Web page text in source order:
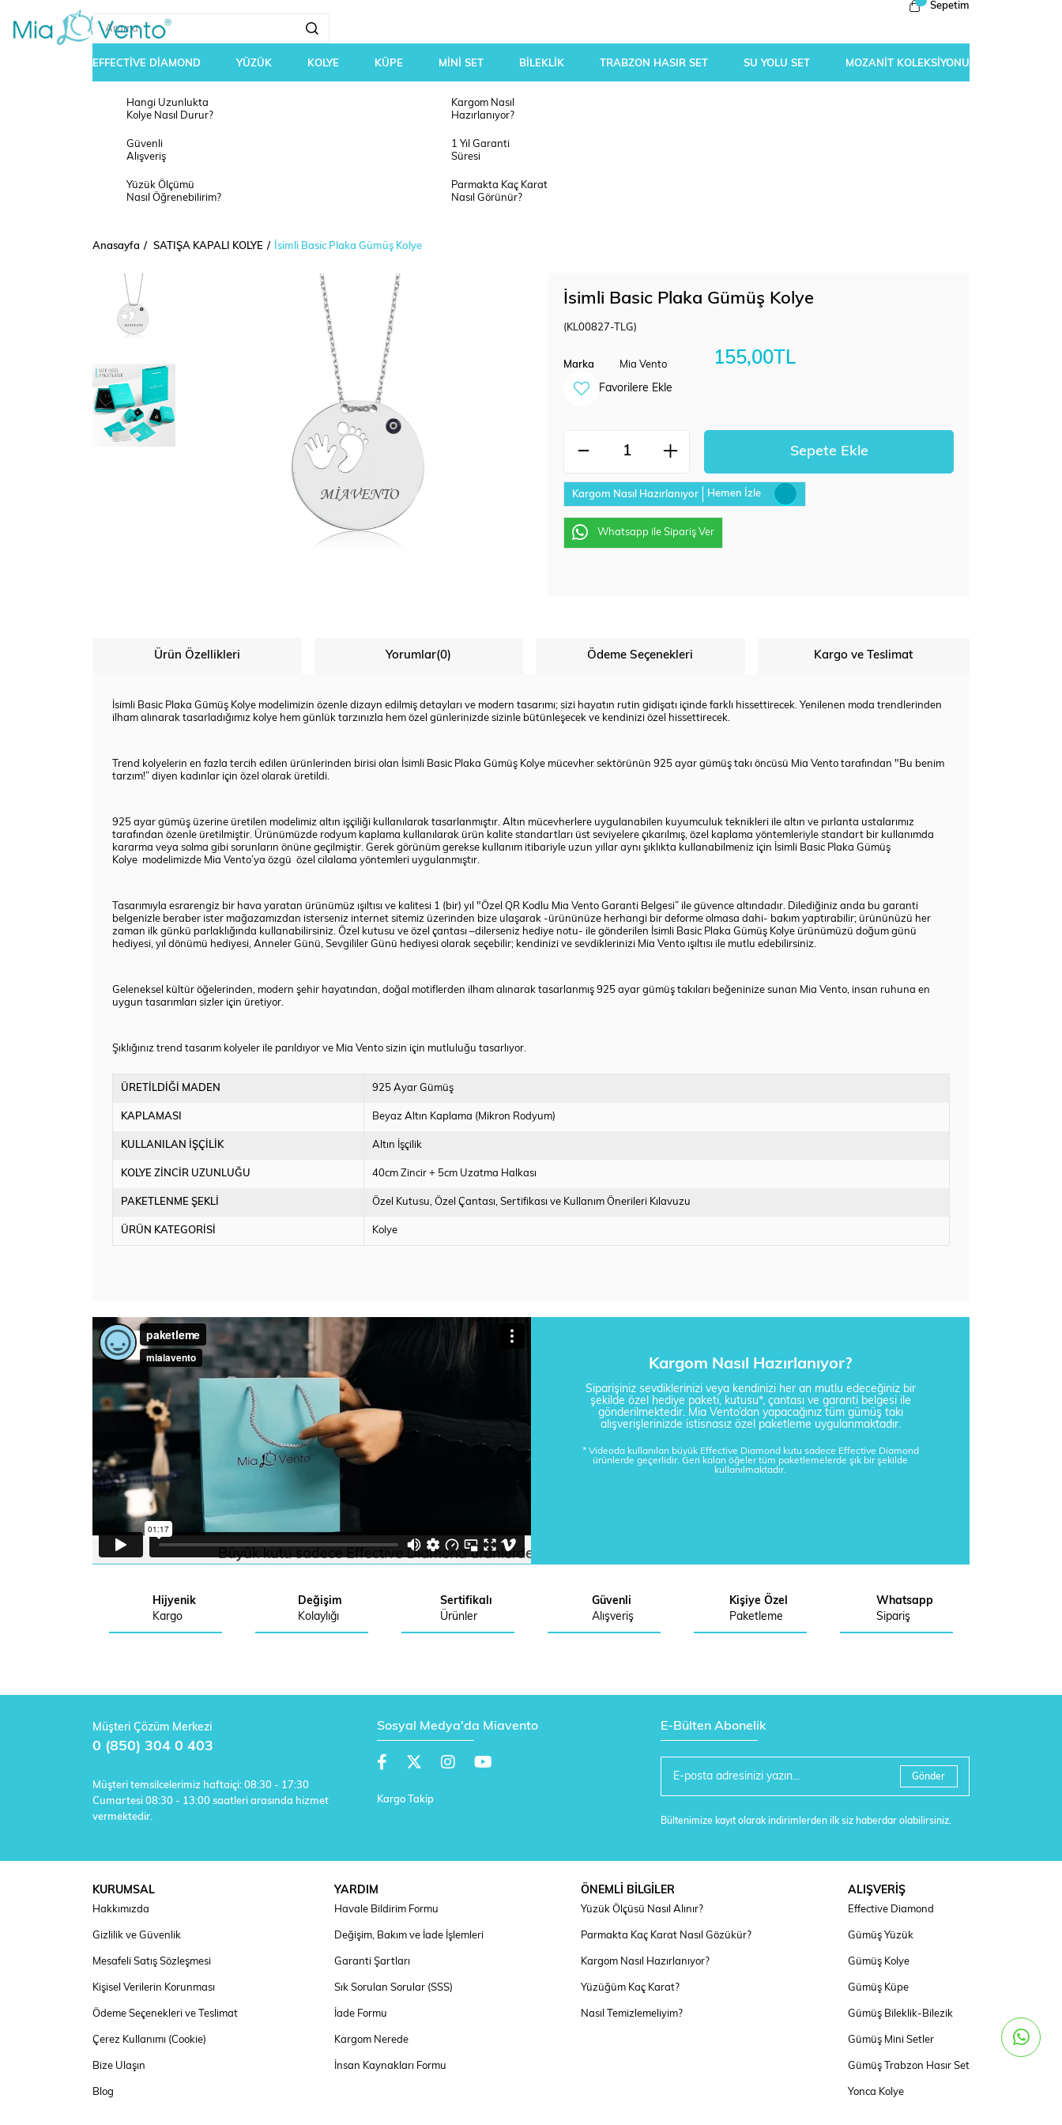
Sepetim
EFFECTİVE DİAMOND YÜZÜK KOLYE KÜPE MİNİ SET BİLEKLİK TRABZON HASIR SET SU YOLU SET MOZANİT KOLEKSİYONU
Hangi Uzunlukta
Kolye Nasıl Durur?
Kargom Nasıl
Hazırlanıyor?
Güvenli
Alışveriş
1 Yıl Garanti
Süresi
Yüzük Ölçümü
Nasıl Öğrenebilirim?
Parmakta Kaç Karat
Nasıl Görünür?
Anasayfa SATIŞA KAPALI KOLYE İsimli Basic Plaka Gümüş Kolye
İsimli Basic Plaka Gümüş Kolye
(KL00827-TLG)
Marka Mia Vento 155,00TL
Favorilere Ekle
Kargom Nasıl Hazırlanıyor Hemen İzle
Whatsapp ile Sipariş Ver
Ürün Özellikleri Yorumlar(0) Ödeme Seçenekleri Kargo ve Teslimat
İsimli Basic Plaka Gümüş Kolye modelimizin özenle dizayn edilmiş detayları ve modern tasarımı; sizi hayatın rutin gidişatı içinde farklı hissettirecek. Yenilenen moda trendlerinden
ilham alınarak tasarladığımız kolye hem günlük tarzınızla hem özel günlerinizde sizinle bütünleşecek ve kendinizi özel hissettirecek.
Trend kolyelerin en fazla tercih edilen ürünlerinden birisi olan İsimli Basic Plaka Gümüş Kolye mücevher sektörünün 925 ayar gümüş takı öncüsü Mia Vento tarafından "Bu benim
tarzım!” diyen kadınlar için özel olarak üretildi.
925 ayar gümüş üzerine üretilen modelimiz altın işçiliği kullanılarak tasarlanmıştır. Altın mücevherlere uygulanabilen kuyumculuk teknikleri ile altın ve pırlanta ustalarımız
tarafından özenle üretilmiştir. Ürünümüzde rodyum kaplama kullanılarak ürün kalite standartları üst seviyelere çıkarılmış, özel kaplama yöntemleriyle standart bir kullanımda
kararma veya solma gibi sorunların önüne geçilmiştir. Gerek görünüm gerekse kullanım itibariyle uzun yıllar aynı şıklıkta kullanabilmeniz için İsimli Basic Plaka Gümüş
Kolye modelimizde Mia Vento’ya özgü özel cilalama yöntemleri uygulanmıştır.
Tasarımıyla esrarengiz bir hava yaratan ürünümüz ışıltısı ve kalitesi 1 (bir) yıl "Özel QR Kodlu Mia Vento Garanti Belgesi” ile güvence altındadır. Dilediğiniz anda bu garanti
belgenizle beraber ister mağazamızdan isterseniz internet sitemiz üzerinden bize ulaşarak -ürününüze herhangi bir deforme olmasa dahi- bakım yaptırabilir; ürününüzü her
zaman ilk günkü parlaklığında kullanabilirsiniz. Özel kutusu ve özel çantası –dilerseniz hediye notu- ile gönderilen İsimli Basic Plaka Gümüş Kolye ürünümüzü doğum günü
hediyesi, yıl dönümü hediyesi, Anneler Günü, Sevgililer Günü hediyesi olarak seçebilir; kendinizi ve sevdiklerinizi Mia Vento ışıltısı ile mutlu edebilirsiniz.
Geleneksel kültür öğelerinden, modern şehir hayatından, doğal motiflerden ilham alınarak tasarlanmış 925 ayar gümüş takıları beğeninize sunan Mia Vento, insan ruhuna en
uygun tasarımları sizler için üretiyor.
Şıklığınız trend tasarım kolyeler ile parıldıyor ve Mia Vento sizin için mutluluğu tasarlıyor.
ÜRETİLDİĞİ MADEN 925 Ayar Gümüş
KAPLAMASI Beyaz Altın Kaplama (Mikron Rodyum)
KULLANILAN İŞÇİLİK Altın İşçilik
KOLYE ZİNCİR UZUNLUĞU 40cm Zincir + 5cm Uzatma Halkası
PAKETLENME ŞEKLİ Özel Kutusu Özel Çantası Sertifikası ve Kullanım Önerileri Kılavuzu
ÜRÜN KATEGORİSİ Kolye
Kargom Nasıl Hazırlanıyor?
Siparişiniz sevdiklerinizi veya kendinizi her an mutlu edeceğiniz bir
şekilde özel hediye paketi, kutusu*, çantası ve garanti belgesi ile
gönderilmektedir. Mia Vento’dan yapacağınız tüm gümüş takı
alışverişlerinizde istisnasız özel paketleme uygulanmaktadır.
* Videoda kullanılan büyük Effective Diamond kutu sadece Effective Diamond
ürünlerde geçerlidir. Geri kalan öğeler tüm paketlemelerde şık bir şekilde
kullanılmaktadır.
Hijyenik
Kargo
Değişim
Kolaylığı
Sertifikalı
Ürünler
Güvenli
Alışveriş
Kişiye Özel
Paketleme
Whatsapp
Sipariş
Müşteri Çözüm Merkezi
0 (850) 304 0 403
Müşteri temsilcelerimiz haftaiçi: 08:30 - 17:30
Cumartesi 08:30 - 13:00 saatleri arasında hizmet
vermektedir.
Sosyal Medya'da Miavento
Kargo Takip
E-Bülten Abonelik
Gönder
Bültenimize kayıt olarak indirimlerden ilk siz haberdar olabilirsiniz.
KURUMSAL
Hakkımızda
Gizlilik ve Güvenlik
Mesafeli Satış Sözleşmesi
Kişisel Verilerin Korunması
Ödeme Seçenekleri ve Teslimat
Çerez Kullanımı (Cookie)
Bize Ulaşın
Blog
YARDIM
Havale Bildirim Formu
Değişim, Bakım ve İade İşlemleri
Garanti Şartları
Sık Sorulan Sorular (SSS)
İade Formu
Kargom Nerede
İnsan Kaynakları Formu
ÖNEMLİ BİLGİLER
Yüzük Ölçüsü Nasıl Alınır?
Parmakta Kaç Karat Nasıl Gözükür?
Kargom Nasıl Hazırlanıyor?
Yüzüğüm Kaç Karat?
Nasıl Temizlemeliyim?
ALIŞVERİŞ
Effective Diamond
Gümüş Yüzük
Gümüş Kolye
Gümüş Küpe
Gümüş Bileklik-Bilezik
Gümüş Mini Setler
Gümüş Trabzon Hasır Set
Yonca Kolye